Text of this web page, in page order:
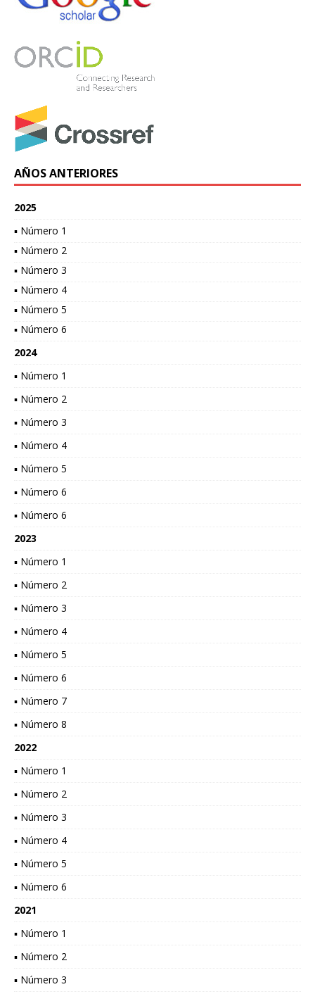
AÑOS ANTERIORES
2025
▪ Número 1
▪ Número 2
▪ Número 3
▪ Número 4
▪ Número 5
▪ Número 6
2024
▪ Número 1
▪ Número 2
▪ Número 3
▪ Número 4
▪ Número 5
▪ Número 6
▪ Número 6
2023
▪ Número 1
▪ Número 2
▪ Número 3
▪ Número 4
▪ Número 5
▪ Número 6
▪ Número 7
▪ Número 8
2022
▪ Número 1
▪ Número 2
▪ Número 3
▪ Número 4
▪ Número 5
▪ Número 6
2021
▪ Número 1
▪ Número 2
▪ Número 3